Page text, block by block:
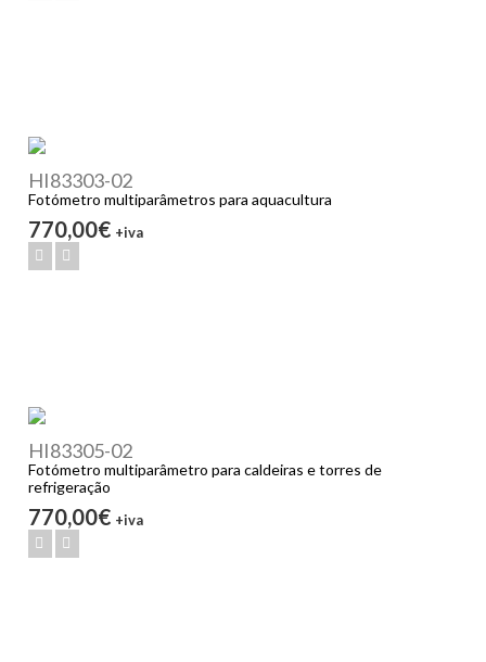
HI83303-02
Fotómetro multiparâmetros para aquacultura
770,00€ +iva
HI83305-02
Fotómetro multiparâmetro para caldeiras e torres de
refrigeração
770,00€ +iva